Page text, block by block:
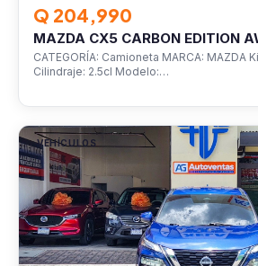
Q 204,990
MAZDA CX5 CARBON EDITION
CATEGORÍA: Camioneta MARCA: MAZDA
Cilindraje: 2.5cl Modelo:…
VEHÍCULOS